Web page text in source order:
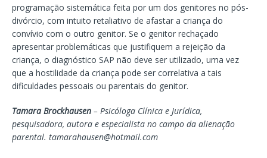
programação sistemática feita por um dos genitores no pós-
divórcio, com intuito retaliativo de afastar a criança do
convívio com o outro genitor. Se o genitor rechaçado
apresentar problemáticas que justifiquem a rejeição da
criança, o diagnóstico SAP não deve ser utilizado, uma vez
que a hostilidade da criança pode ser correlativa a tais
dificuldades pessoais ou parentais do genitor.
Tamara Brockhausen – Psicóloga Clínica e Jurídica,
pesquisadora, autora e especialista no campo da alienação
parental. tamarahausen@hotmail.com